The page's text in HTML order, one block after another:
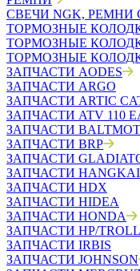
СВЕЧИ NGK, РЕМНИ
ТОРМОЗНЫЕ
ТОРМОЗНЫЕ
ТОРМОЗНЫЕ
ЗАПЧАСТИ AODES
ЗАПЧАСТИ ARGO
ЗАПЧАСТИ ARTIC
ЗАПЧАСТИ ATV 110
ЗАПЧАСТИ
ЗАПЧАСТИ BRP
ЗАПЧАСТИ
ЗАПЧАСТИ HANGKAI
ЗАПЧАСТИ HDX
ЗАПЧАСТИ HIDEA
ЗАПЧАСТИ HONDA
ЗАПЧАСТИ HP/TROLL
ЗАПЧАСТИ IRBIS
ЗАПЧАСТИ JOHNSON